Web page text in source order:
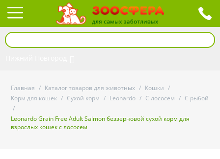
Главная / Каталог товаров для животных / Кошки /
Корм для кошек / Сухой корм / Leonardo / С лососем / С рыбой
/
Leonardo Grain Free Adult Salmon беззерновой сухой корм для
взрослых кошек с лососем